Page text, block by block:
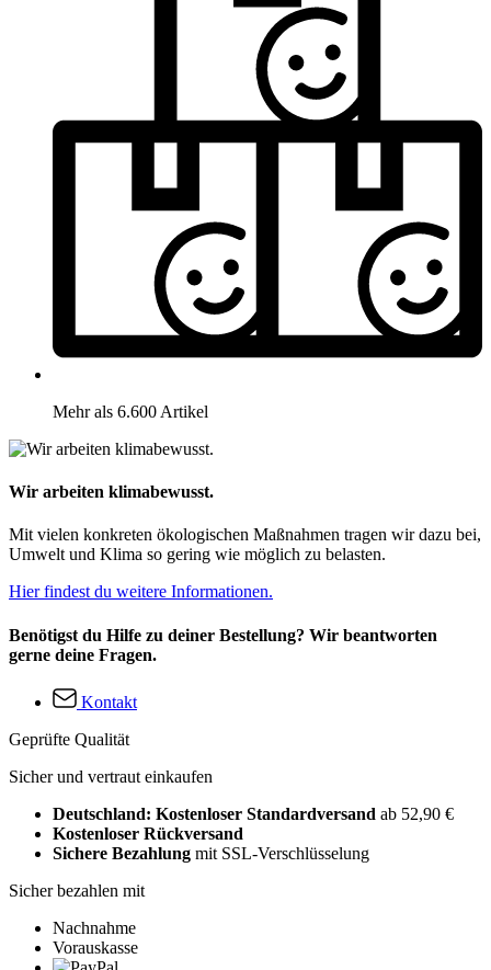
Mehr als 6.600 Artikel
Wir arbeiten klimabewusst.
Mit vielen konkreten ökologischen Maßnahmen tragen wir dazu bei,
Umwelt und Klima so gering wie möglich zu belasten.
Hier findest du weitere Informationen.
Benötigst du Hilfe zu deiner Bestellung? Wir beantworten
gerne deine Fragen.
Kontakt
Geprüfte Qualität
Sicher und vertraut einkaufen
Deutschland: Kostenloser Standardversand ab 52,90 €
Kostenloser Rückversand
Sichere Bezahlung mit SSL-Verschlüsselung
Sicher bezahlen mit
Nachnahme
Vorauskasse